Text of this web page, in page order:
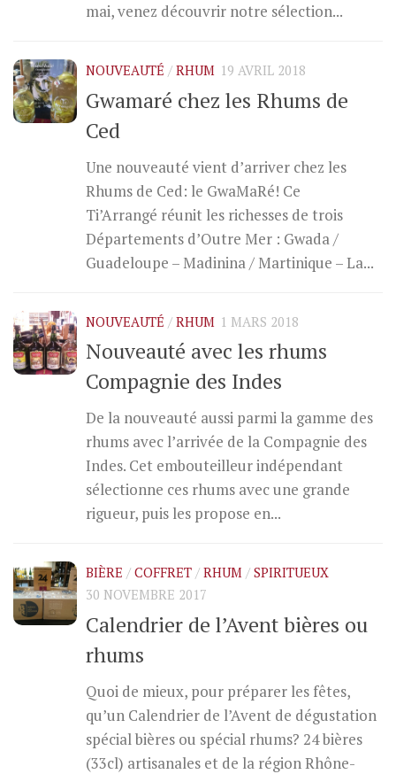
mai, venez découvrir notre sélection...
NOUVEAUTÉ / RHUM 19 AVRIL 2018
Gwamaré chez les Rhums de
Ced
Une nouveauté vient d’arriver chez les
Rhums de Ced: le GwaMaRé! Ce
Ti’Arrangé réunit les richesses de trois
Départements d’Outre Mer : Gwada /
Guadeloupe – Madinina / Martinique – La...
NOUVEAUTÉ / RHUM 1 MARS 2018
Nouveauté avec les rhums
Compagnie des Indes
De la nouveauté aussi parmi la gamme des
rhums avec l’arrivée de la Compagnie des
Indes. Cet embouteilleur indépendant
sélectionne ces rhums avec une grande
rigueur, puis les propose en...
BIÈRE / COFFRET / RHUM / SPIRITUEUX
30 NOVEMBRE 2017
Calendrier de l’Avent bières ou
rhums
Quoi de mieux, pour préparer les fêtes,
qu’un Calendrier de l’Avent de dégustation
spécial bières ou spécial rhums? 24 bières
(33cl) artisanales et de la région Rhône-